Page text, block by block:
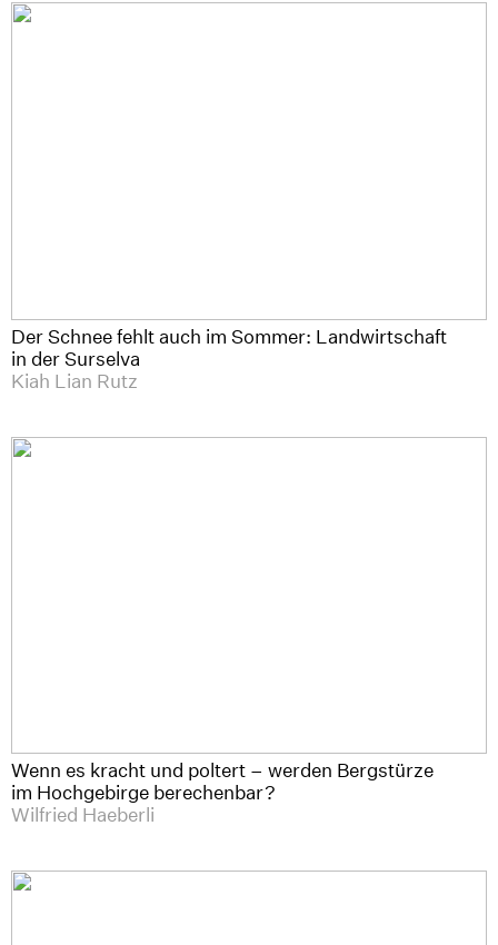
Der Schnee fehlt auch im Sommer: Landwirtschaft
in der Surselva
Kiah Lian Rutz
Wenn es kracht und poltert – werden Bergstürze
im Hochgebirge berechenbar?
Wilfried Haeberli